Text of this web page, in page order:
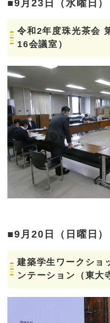
■9月23日（水曜日）
令和2年度珠光茶会
16会議室）
■9月20日（日曜日）
建築学生ワークショ
ンテーション（東大